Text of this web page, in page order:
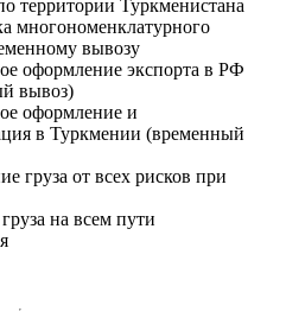
территории Туркменистана
многономенклатурного
вывозу
оформление экспорта в РФ
вывоз)
оформление и
в Туркмении (временный
груза от всех рисков при
на всем пути